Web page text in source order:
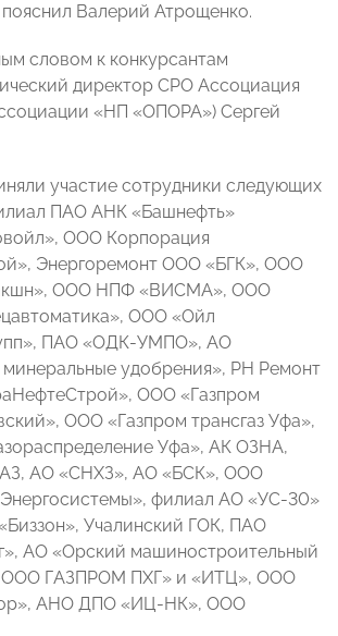
Валерий Атрощенко.
словом к конкурсантам
директор СРО Ассоциация
«НП «ОПОРА») Сергей
участие сотрудники следующих
ПАО АНК «Башнефть»
ООО Корпорация
Энергоремонт ООО «БГК», ООО
ООО НПФ «ВИСМА», ООО
ООО «Ойл
ПАО «ОДК-УМПО», АО
удобрения», РН Ремонт
ООО «Газпром
ООО «Газпром трансгаз Уфа»,
Уфа», АК ОЗНА,
АО «СНХЗ», АО «БСК», ООО
филиал АО «УС-30»
Учалинский ГОК, ПАО
АО «Орский машиностроительный
ООО ГАЗПРОМ ПХГ» и «ИТЦ», ООО
АНО ДПО «ИЦ-НК», ООО